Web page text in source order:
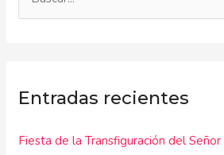
a
p
Entradas recientes
Fiesta de la Transfiguración del